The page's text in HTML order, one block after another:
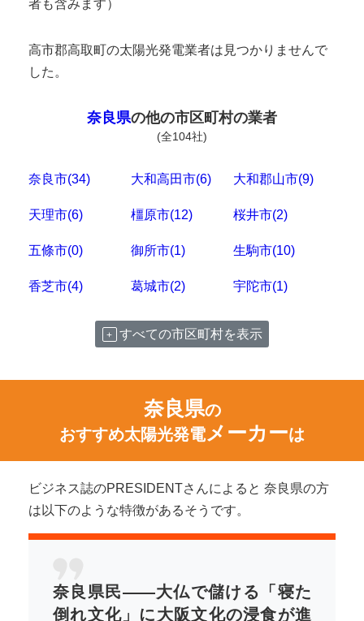
者も含みます）
高市郡高取町の太陽光発電業者は見つかりませんで
した。
奈良県の他の市区町村の業者
(全104社)
奈良市(34) 大和高田市(6) 大和郡山市(9)
天理市(6) 橿原市(12) 桜井市(2)
五條市(0) 御所市(1) 生駒市(10)
香芝市(4) 葛城市(2) 宇陀市(1)
すべての市区町村を表示
奈良県の
おすすめ太陽光発電メーカーは
ビジネス誌のPRESIDENTさんによると 奈良県の方
は以下のような特徴があるそうです。
奈良県民――大仏で儲ける「寝た
倒れ文化」に大阪文化の浸食が進